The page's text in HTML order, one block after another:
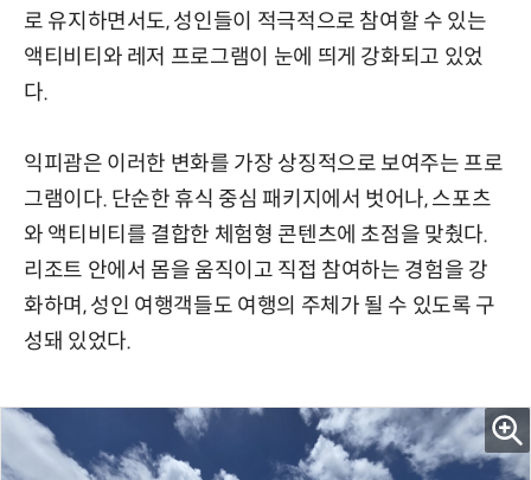
로 유지하면서도, 성인들이 적극적으로 참여할 수 있는
액티비티와 레저 프로그램이 눈에 띄게 강화되고 있었
다.
익피괌은 이러한 변화를 가장 상징적으로 보여주는 프로
그램이다. 단순한 휴식 중심 패키지에서 벗어나, 스포츠
와 액티비티를 결합한 체험형 콘텐츠에 초점을 맞췄다.
리조트 안에서 몸을 움직이고 직접 참여하는 경험을 강
화하며, 성인 여행객들도 여행의 주체가 될 수 있도록 구
성돼 있었다.